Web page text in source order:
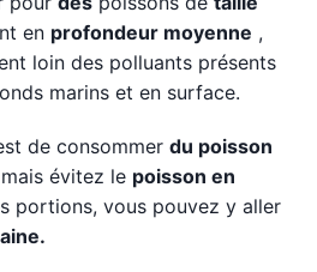
en profondeur moyenne ,
loin des polluants présents
marins et en surface.
de consommer du poisson
évitez le poisson en
portions, vous pouvez y aller